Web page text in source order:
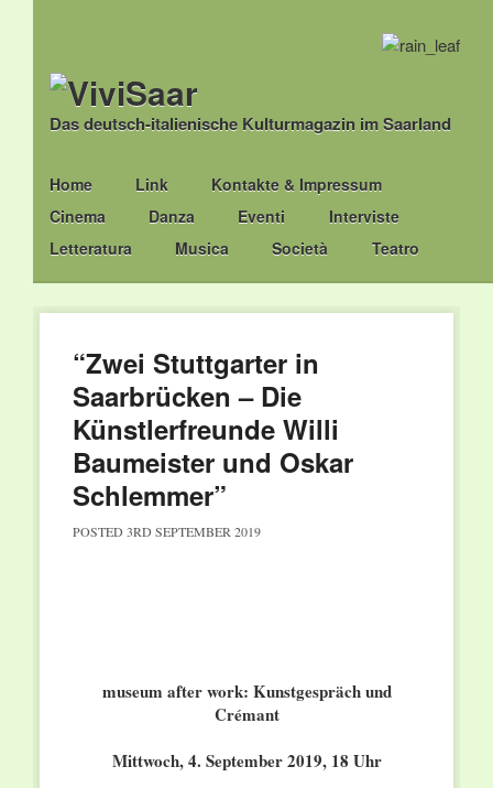
Das deutsch-italienische Kulturmagazin im Saarland
Main menu
Skip
to
content
Home Link
Kontakte & Impressum
Cinema
Danza Eventi
Interviste
Letteratura
Musica Società Teatro
“Zwei Stuttgarter in
Saarbrücken – Die
Künstlerfreunde Willi
Baumeister und Oskar
Schlemmer”
POSTED 3RD SEPTEMBER 2019
museum after work: Kunstgespräch und
Crémant
Mittwoch, 4. September 2019, 18 Uhr